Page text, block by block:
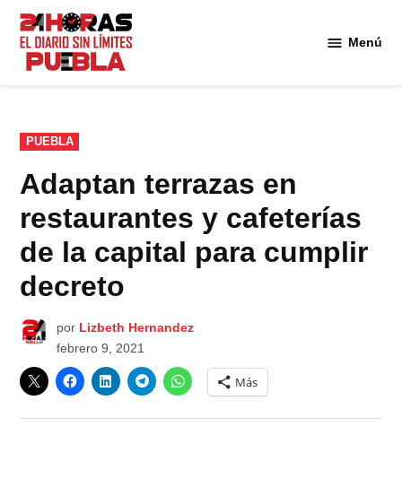
Saltar
contenido
Menú
PUBLICADO
EN
PUEBLA
Adaptan terrazas en
restaurantes y cafeterías
de la capital para cumplir
decreto
por Lizbeth Hernandez
febrero 9, 2021
Más